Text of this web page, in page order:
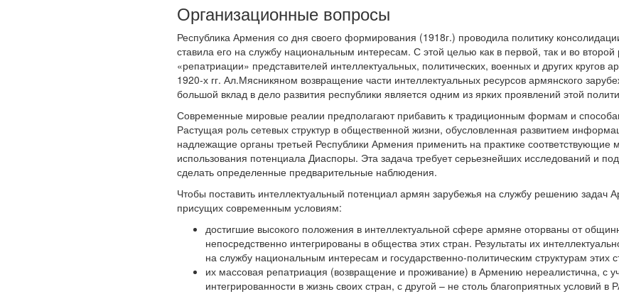
Организационные вопросы
Республика Армения со дня своего формирования (1918г.) проводила политику
ставила его на службу национальным интересам. С этой целью как в первой, так и во
«репатриации» представителей интеллектуальных, политических, военных и других кругов
1920-х гг. Ал.Мясникяном возвращение части интеллектуальных ресурсов армянского
большой вклад в дело развития республики является одним из ярких проявлений этой
Современные мировые реалии предполагают прибавить к традиционным формам и
Растущая роль сетевых структур в общественной жизни, обусловленная развитием
надлежащие органы третьей Республики Армения применить на практике
использования потенциала Диаспоры. Эта задача требует серьезнейших исследований и
сделать определенные предварительные наблюдения.
Чтобы поставить интеллектуальный потенциал армян зарубежья на службу решению задач
присущих современным условиям:
достигшие высокого положения в интеллектуальной сфере армяне оторваны от
непосредственно интегрированы в общества этих стран. Результаты их
на службу национальным интересам и государственно-политическим структурам этих
их массовая репатриация (возвращение и проживание) в Армению нереалистична, с
интегрированности в жизнь своих стран, с другой – не столь благоприятных условий в